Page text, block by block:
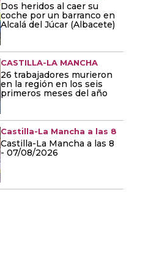
Dos heridos al caer su
coche por un barranco en
Alcalá del Júcar (Albacete)
CASTILLA-LA MANCHA
26 trabajadores murieron
en la región en los seis
primeros meses del año
Castilla-La Mancha a las 8
Castilla-La Mancha a las 8
- 07/08/2026